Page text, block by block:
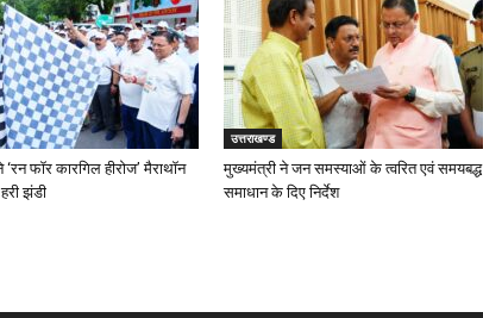
फॉर कारगिल हीरोज’ मैराथॉन
झंडी
उत्तराखण्ड
मुख्यमंत्री ने जन समस्याओं के त्वरित एवं समयबद्ध
समाधान के दिए निर्देश